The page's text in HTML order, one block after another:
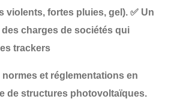
violents, fortes pluies, gel). ✅ Un
charges de sociétés qui
trackers
et réglementations en
de structures photovoltaïques.